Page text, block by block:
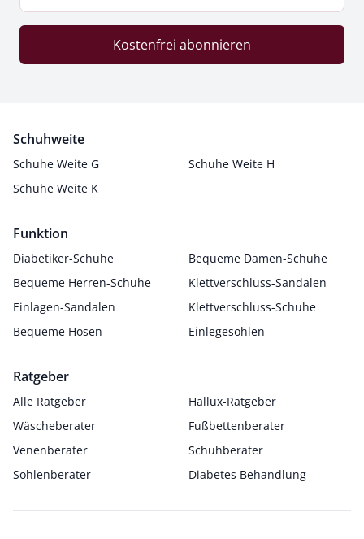
Kostenfrei abonnieren
Schuhweite
Schuhe Weite G
Schuhe Weite H
Schuhe Weite K
Funktion
Diabetiker-Schuhe
Bequeme Damen-Schuhe
Bequeme Herren-Schuhe
Klettverschluss-Sandalen
Einlagen-Sandalen
Klettverschluss-Schuhe
Bequeme Hosen
Einlegesohlen
Ratgeber
Alle Ratgeber
Hallux-Ratgeber
Wäscheberater
Fußbettenberater
Venenberater
Schuhberater
Sohlenberater
Diabetes Behandlung